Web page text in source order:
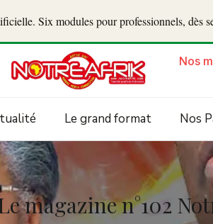
Six modules pour professionnels, dès
Nos
Le grand format Nos
magazine n°102